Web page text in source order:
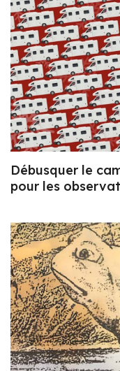
Débusquer le
pour les